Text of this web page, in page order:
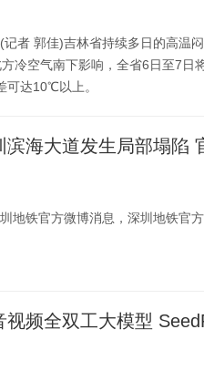
者 郭佳)吉林省持续多日的高温
冷空气南下影响，全省6日至7日
可达10℃以上。
滨海大道发生局部塌陷
地铁官方微博消息，深圳地铁官
视频全双工大模型